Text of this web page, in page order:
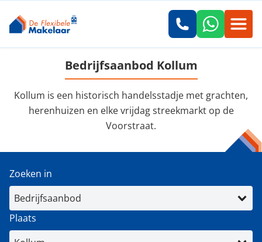
Bedrijfsaanbod Kollum
Kollum is een historisch handelsstadje met grachten,
herenhuizen en elke vrijdag streekmarkt op de
Voorstraat.
Zoeken in
Plaats